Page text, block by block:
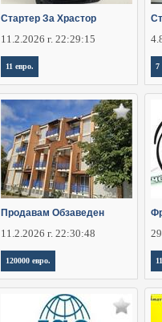
Стартер За Храстор
11.2.2026 г. 22:29:15
11 евро. 7
Продавам Обзаведен
11.2.2026 г. 22:30:48
120000 евро.